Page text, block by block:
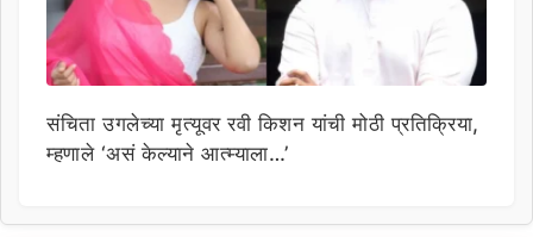
संचिता उगलेच्या मृत्यूवर रवी किशन यांची मोठी प्रतिक्रिया,
म्हणाले ‘असं केल्याने आत्म्याला…’